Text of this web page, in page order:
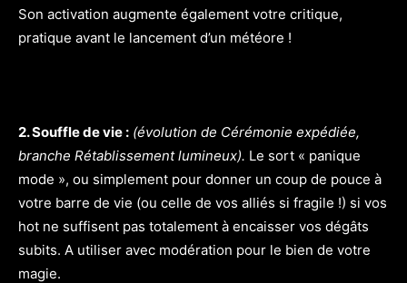
Son activation augmente également votre critique,
pratique avant le lancement d’un météore !
2. Souffle de vie : (évolution de Cérémonie expédiée,
branche Rétablissement lumineux). Le sort « panique
mode », ou simplement pour donner un coup de pouce à
votre barre de vie (ou celle de vos alliés si fragile !) si vos
hot ne suffisent pas totalement à encaisser vos dégâts
subits. A utiliser avec modération pour le bien de votre
magie.